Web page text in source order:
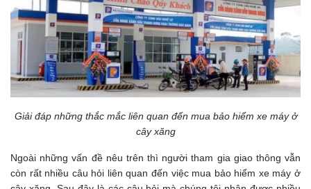
Giải đáp những thắc mắc liên quan đến mua bảo hiểm xe máy ở
cây xăng
Ngoài những vấn đề nêu trên thì người tham gia giao thông vẫn
còn rất nhiều câu hỏi liên quan đến việc mua bảo hiểm xe máy ở